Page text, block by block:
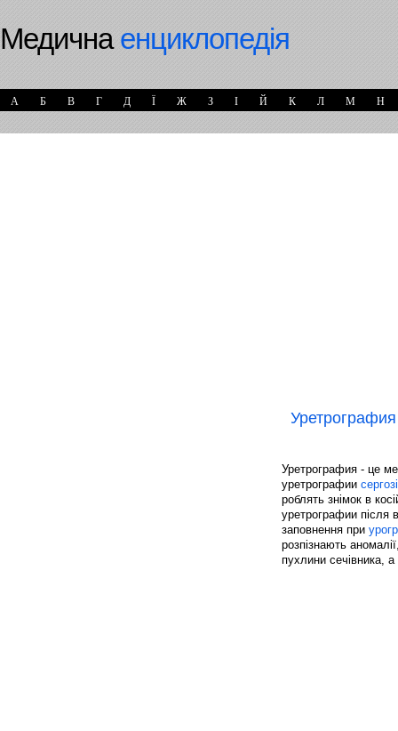
Медичнаенциклопедія
А Б В Г Д Ї Ж З І Й К Л М Н
Уретрография
Уретрография - це
уретрографии
роблять знімок в
уретрографии після
заповнення при
розпізнають
пухлини сечівника,